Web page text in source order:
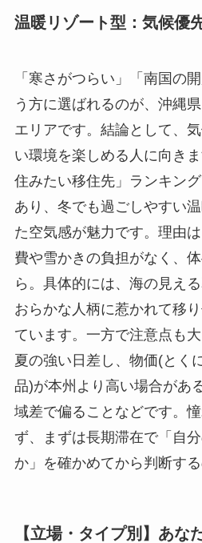
温暖リゾート型：気候優
「寒さがつらい」「南国の
う方に選ばれるのが、沖縄
エリアです。結論として、
い環境を楽しめる人に向き
住みたい移住先」ランキン
あり、冬でも過ごしやすい
た空気感が魅力です。理由
費や雪かきの負担がなく、
ら。具体的には、海の見え
おらかな人柄に惹かれて移
ています。一方で注意点も
夏の強い日差し、物価(とく
品)が本州より高い場合があ
域差で偏ることなどです。
ず、まずは長期滞在で「自
か」を確かめてから判断する
【立場・タイプ別】あな